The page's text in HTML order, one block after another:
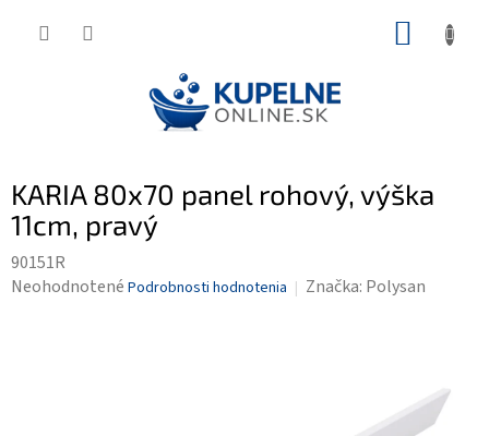
KARIA 80x70 panel rohový, výška
11cm, pravý
90151R
Priemerné
Neohodnotené Podrobnosti hodnotenia Značka: Polysan